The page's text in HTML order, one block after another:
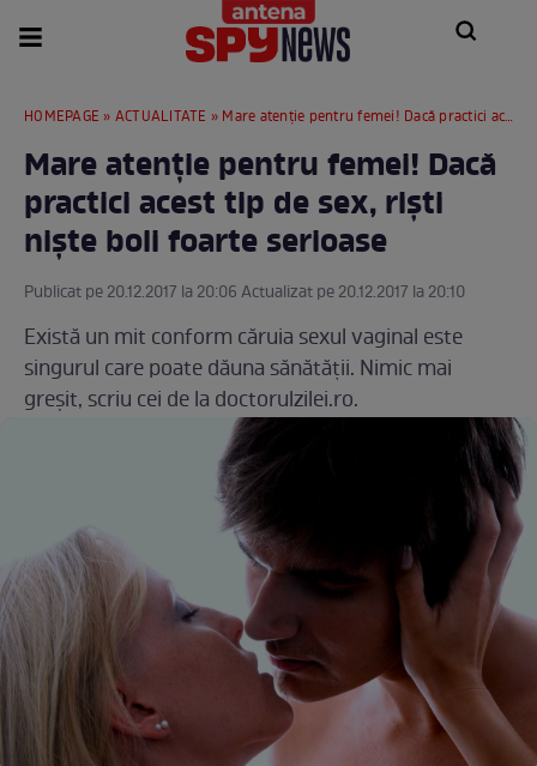
HOMEPAGE » ACTUALITATE » Mare atenție pentru femei! Dacă practici acest tip de sex, riști niște boli foarte serioase
Mare atenție pentru femei! Dacă
practici acest tip de sex, riști
niște boli foarte serioase
Publicat pe 20.12.2017 la 20:06 Actualizat pe 20.12.2017 la 20:10
Există un mit conform căruia sexul vaginal este
singurul care poate dăuna sănătății. Nimic mai
greșit, scriu cei de la doctorulzilei.ro.